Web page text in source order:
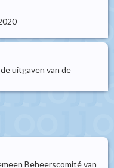
uitgaven van de
Beheerscomité van